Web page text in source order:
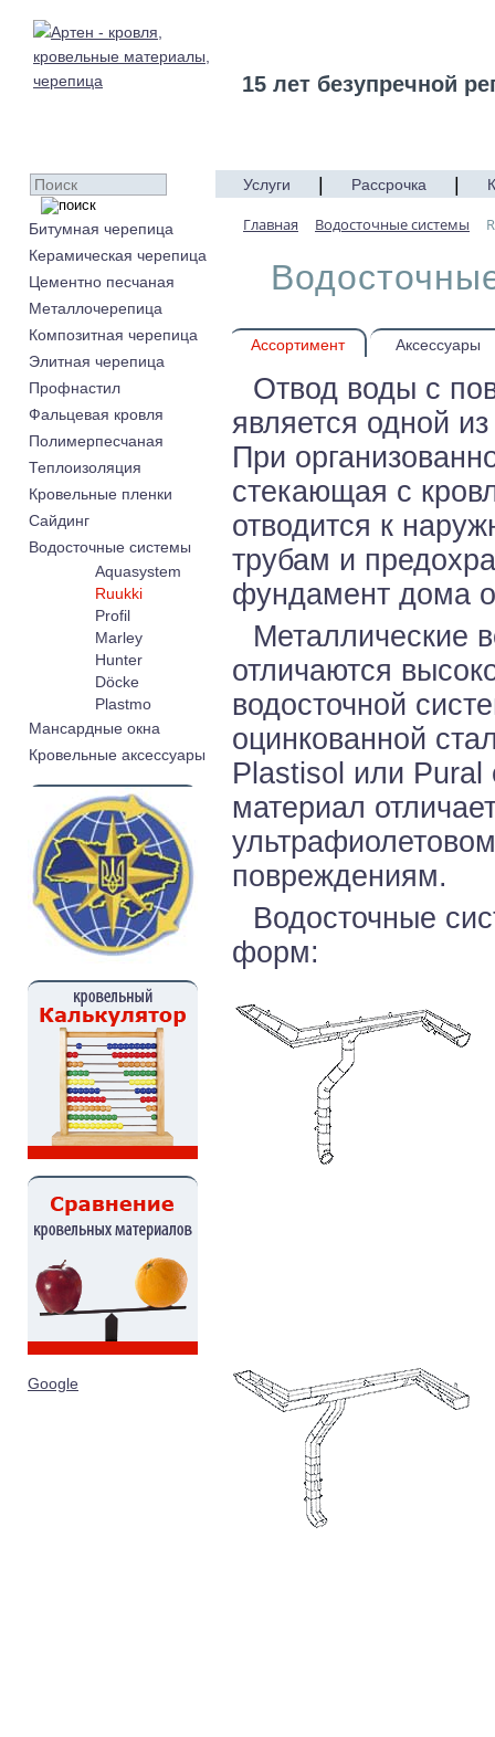
15 лет безупречной
Битумная черепица
Керамическая черепица
Цементно песчаная
Металлочерепица
Композитная черепица
Элитная черепица
Профнастил
Фальцевая кровля
Полимерпесчаная
Теплоизоляция
Кровельные пленки
Cайдинг
Водосточные системы
Aquasystem
Ruukki
Profil
Marley
Hunter
Döcke
Plastmo
Мансардные окна
Кровельные аксессуары
Google
Услуги Рассрочка
Главная Водосточные системы
Ассортимент Аксессуары
Отвод воды с
является одной
При
стекающая с
отводится к
трубам и
фундамент дома
Металлические
отличаются
водосточной
оцинкованной
Plastisol или Pural
материал
повреждениям.
Водосточные
форм: